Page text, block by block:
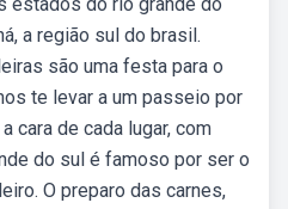
a região sul do brasil.
são uma festa para o
te levar a um passeio por
cara de cada lugar, com
do sul é famoso por ser o
O preparo das carnes,